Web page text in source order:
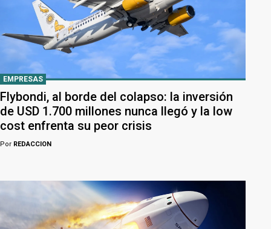
EMPRESAS
Flybondi, al borde del colapso: la inversión
de USD 1.700 millones nunca llegó y la low
cost enfrenta su peor crisis
Por REDACCION